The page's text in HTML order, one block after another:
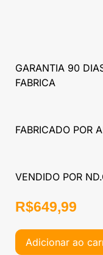
GARANTIA 90
FABRICA
FABRICADO POR
VENDIDO POR
R$649,99
Adicionar ao